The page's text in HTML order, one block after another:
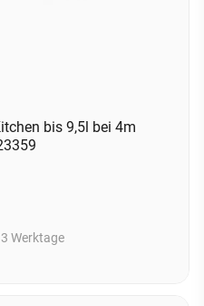
bis 9,5l bei 4m
3 Werktage